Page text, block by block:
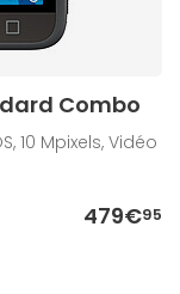
Combo
10 Mpixels, Vidéo
479€95